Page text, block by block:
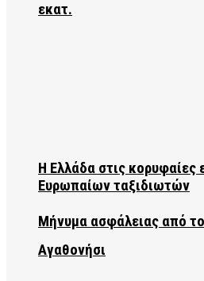
εκατ.
Μήνυμα ασφάλειας από
Αγαθονήσι
Η Ελλάδα στις κορυφαίες
Ευρωπαίων ταξιδιωτών